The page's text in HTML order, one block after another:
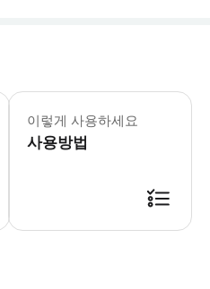
각 그룹은 최대 10명까지 참여할 수
이렇게 사용하세요
사용방법